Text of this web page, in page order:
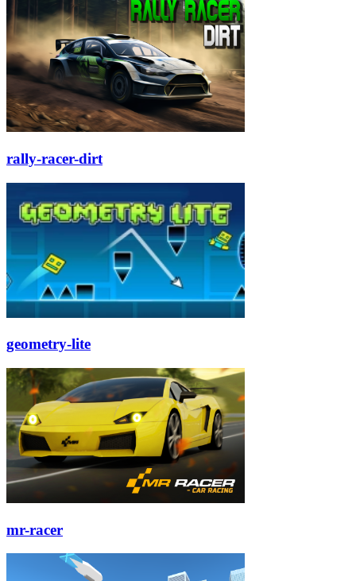
rally-racer-dirt
geometry-lite
mr-racer